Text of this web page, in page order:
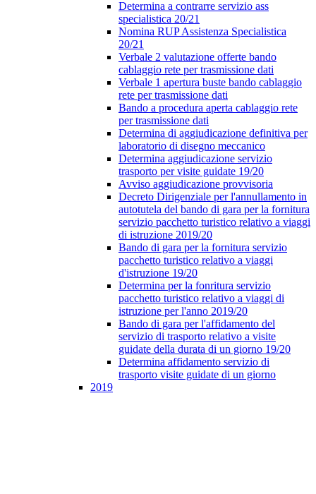
Determina a contrarre servizio ass
specialistica 20/21
Nomina RUP Assistenza Specialistica
20/21
Verbale 2 valutazione offerte bando
cablaggio rete per trasmissione dati
Verbale 1 apertura buste bando cablaggio
rete per trasmissione dati
Bando a procedura aperta cablaggio rete
per trasmissione dati
Determina di aggiudicazione definitiva per
laboratorio di disegno meccanico
Determina aggiudicazione servizio
trasporto per visite guidate 19/20
Avviso aggiudicazione provvisoria
Decreto Dirigenziale per l'annullamento in
autotutela del bando di gara per la fornitura
servizio pacchetto turistico relativo a viaggi
di istruzione 2019/20
Bando di gara per la fornitura servizio
pacchetto turistico relativo a viaggi
d'istruzione 19/20
Determina per la fonritura servizio
pacchetto turistico relativo a viaggi di
istruzione per l'anno 2019/20
Bando di gara per l'affidamento del
servizio di trasporto relativo a visite
guidate della durata di un giorno 19/20
Determina affidamento servizio di
trasporto visite guidate di un giorno
2019